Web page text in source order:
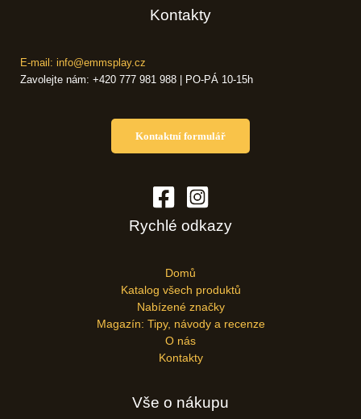
Kontakty
E-mail: info@emmsplay.cz
Zavolejte nám: +420 777 981 988 | PO-PÁ 10-15h
Kontaktní formulář
Rychlé odkazy
Domů
Katalog všech produktů
Nabízené značky
Magazín: Tipy, návody a recenze
O nás
Kontakty
Vše o nákupu